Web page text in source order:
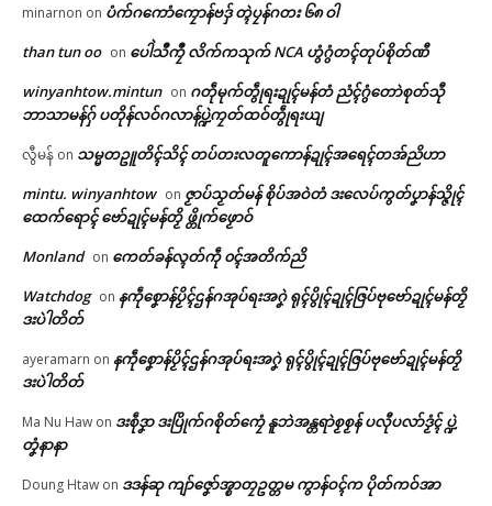
ဌာန်ပရိုၚ်ဗၠးၜးမန်
ရုဲစှ်
ပရိုၚ်လက္ကရဴအိုတ်
🏛 လညာတ်ပါ်ပဲါ
ညးဒါန်လိက်
ပ္ဍဲရးတၞၚ်သဳ လိုန်ဒးမာၚ်တိုပ်တိဆ
က်ဒၟံၚ်တုဲ ကောန်ၚာ်ချိုတ် (၁) တၠ၊
April 24, 2026
In "ပရိုၚ်"
ပ္ဍဲဒေသကၞောတ်ၜဳရေဝ် ဘဲအန္တရာဲ
July 7, 2026
minarnon on ပံက်ဂကောံကၠောန်ဗဒှ် တ္ၚဲပၠန်ဂတး ၆၈ ဝါ
than tun oo on ပေါဲသဳကၠဳ လိက်ကသုက် NCA ဟွံဂွံတၚ်တုပ်စိုတ်ဏီ
winyanhtow.mintun on ဂတဵုမုက်တွဵုရးဍုၚ်မန်တံ ညံၚ်ဂွံတောဲစုတ်သီု
ဘာသာမန်ဂှ် ပတိုန်လဝ်ဂလာန်ပ္ဍဲကၠတ်ထဝ်တွဵုရးယျ
လွီမန် on သမ္မတဥူတိၚ်သိၚ် တပ်တးလတူကောန်ဍုၚ်အရေၚ်တအ်ညိဟာ
mintu. winyanhtow on ဇၟာပ်သၟတ်မန် စိုပ်အဝဲတံ ဒးလေပ်ကွတ်ပၞာန်သ္ဇိုၚ်
ထေက်ရောၚ် ဗော်ဍုၚ်မန်တၟိ ဖ္တိုက်ဖၟောဝ်
Monland on ကေတ်ခန်လ္ၚတ်ကဵု ၀ၚ်အတိက်ညိ
Watchdog on နကဵုစၞောန်ပၟိၚ်ဌန်ဂအုပ်ရးအဂၞဲ ရုၚ်ပွိုၚ်ဍုၚ်ဇြပ်ဗုဗော်ဍုၚ်မန်တၟိ
ဒးပဲါတိတ်
ayeramarn on နကဵုစၞောန်ပၟိၚ်ဌန်ဂအုပ်ရးအဂၞဲ ရုၚ်ပွိုၚ်ဍုၚ်ဇြပ်ဗုဗော်ဍုၚ်မန်တၟိ
ဒးပဲါတိတ်
Ma Nu Haw on ဒးစဵုဒၞာ ဒးပြိုက်ဂစိုတ်ကၠေံ နူဘဲအန္တရာဲစၟစၟန် ပလီုပလာ်ဒၟံၚ် ပ္ဍဲ
တၞံနာနာ
Doung Htaw on ဒဒန်ဆု ကျာ်ဇၞော်အ္စာတၠဥတ္တမ ကွာန်ဝၚ်က ပိုတ်ကဝ်အာ